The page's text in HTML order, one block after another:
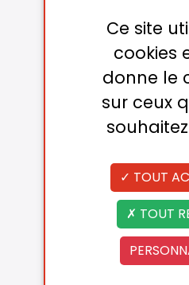
Ce site
cookies
donne le
sur ceux
TOUT
TOUT